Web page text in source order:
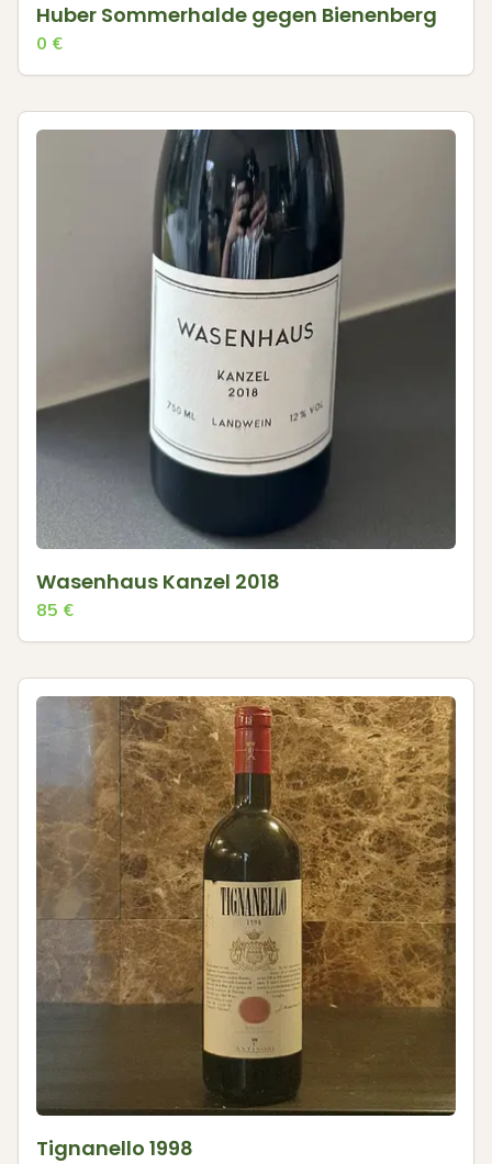
Huber Sommerhalde gegen Bienenberg
0 €
Wasenhaus Kanzel 2018
85 €
Tignanello 1998